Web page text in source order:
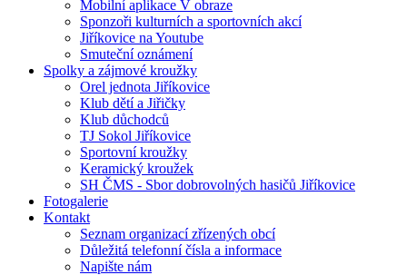
Mobilní aplikace V obraze
Sponzoři kulturních a sportovních akcí
Jiříkovice na Youtube
Smuteční oznámení
Spolky a zájmové kroužky
Orel jednota Jiříkovice
Klub dětí a Jiřičky
Klub důchodců
TJ Sokol Jiříkovice
Sportovní kroužky
Keramický kroužek
SH ČMS - Sbor dobrovolných hasičů Jiříkovice
Fotogalerie
Kontakt
Seznam organizací zřízených obcí
Důležitá telefonní čísla a informace
Napište nám